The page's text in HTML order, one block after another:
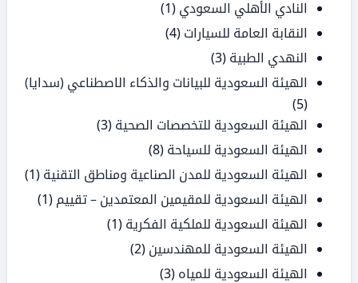
النادي الأهلي السعودي (1)
النقابة العامة للسيارات (4)
النهدي الطبية (3)
الهيئة السعودية للبيانات والذكاء الاصطناعي (سدايا)
(5)
الهيئة السعودية للتخصصات الصحية (3)
الهيئة السعودية للسياحة (8)
الهيئة السعودية للمدن الصناعية ومناطق التقنية (1)
الهيئة السعودية للمقيمين المعتمدين – تقييم (1)
الهيئة السعودية للملكية الفكرية (1)
الهيئة السعودية للمهندسين (2)
الهيئة السعودية للمياه (3)